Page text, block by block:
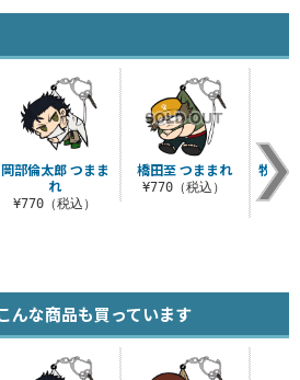
岡部倫太郎 つまま
れ
¥770（税込）
橋田至 つままれ
¥770（税込）
牧瀬
んな商品も買っています